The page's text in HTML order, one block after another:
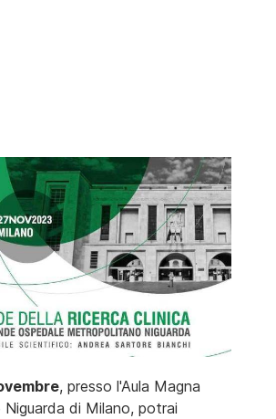
, presso l'Aula Magna
Niguarda di Milano, potrai